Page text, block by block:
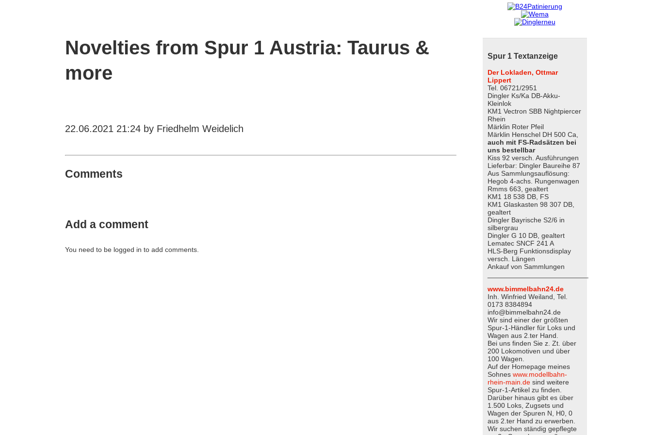
Novelties from Spur 1 Austria: Taurus &
more
22.06.2021 21:24 by Friedhelm Weidelich
Comments
Add a comment
You need to be logged in to add comments.
Spur 1 Textanzeige
Der Lokladen, Ottmar
Lippert
Tel. 06721/2951
Dingler Ks/Ka DB-Akku-
Kleinlok
KM1 Vectron SBB Nightpiercer
Rhein
Märklin Roter Pfeil
Märklin Henschel DH 500 Ca,
auch mit FS-Radsätzen bei
uns bestellbar
Kiss 92 versch. Ausführungen
Lieferbar: Dingler Baureihe 87
Aus Sammlungsauflösung:
Hegob 4-achs. Rungenwagen
Rmms 663, gealtert
KM1 18 538 DB, FS
KM1 Glaskasten 98 307 DB,
gealtert
Dingler Bayrische S2/6 in
silbergrau
Dingler G 10 DB, gealtert
Lematec SNCF 241 A
HLS-Berg Funktionsdisplay
versch. Längen
Ankauf von Sammlungen
www.bimmelbahn24.de
Inh. Winfried Weiland, Tel.
0173 8384894
info@bimmelbahn24.de
Wir sind einer der größten
Spur-1-Händler für Loks und
Wagen aus 2.ter Hand.
Bei uns finden Sie z. Zt. über
200 Lokomotiven und über
100 Wagen.
Auf der Homepage meines
Sohnes www.modellbahn-
rhein-main.desind weitere
Spur-1-Artikel zu finden.
Darüber hinaus gibt es über
1.500 Loks, Zugsets und
Wagen der Spuren N, H0, 0
aus 2.ter Hand zu erwerben.
Wir suchen ständig gepflegte